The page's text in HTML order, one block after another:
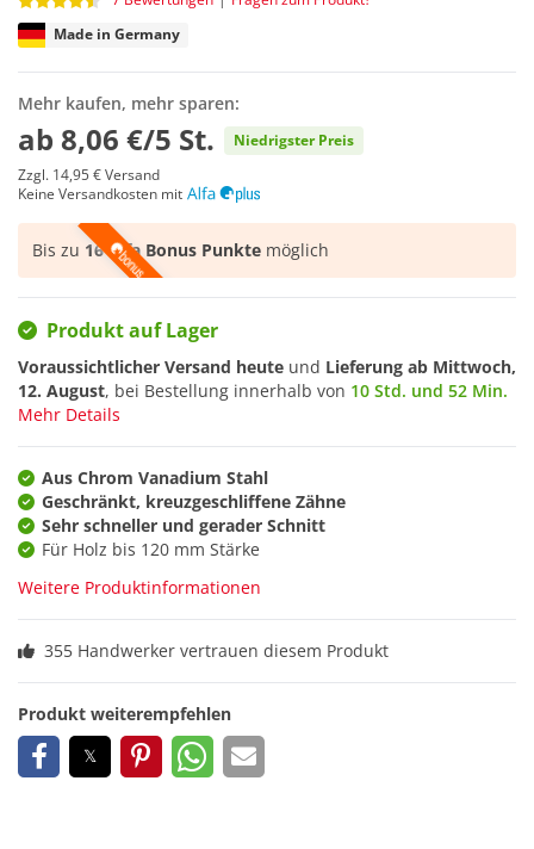
Made in Germany
Mehr kaufen, mehr sparen:
ab 8,06 €/5 St.
Niedrigster Preis
Zzgl. 14,95 €Versand
Keine Versandkosten mit
Bis zu 16 Alfa Bonus Punkte möglich
Produkt auf Lager
Voraussichtlicher Versand heute und Lieferung ab Mittwoch,
12. August, bei Bestellung innerhalb von 10 Std. und 52 Min.
Mehr Details
Aus Chrom Vanadium Stahl
Geschränkt, kreuzgeschliffene Zähne
Sehr schneller und gerader Schnitt
Für Holz bis 120 mm Stärke
Weitere Produktinformationen
355 Handwerker vertrauen diesem Produkt
Produkt weiterempfehlen